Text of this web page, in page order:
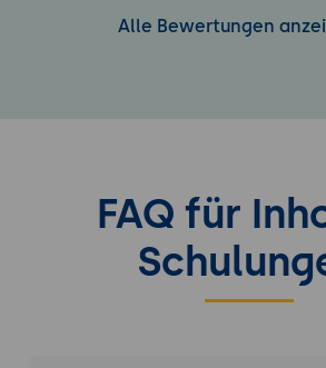
Alle Bewertungen
FAQ für